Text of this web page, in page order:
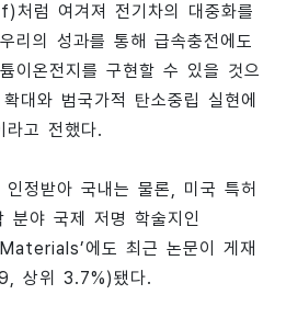
럼 여겨져 전기차의 대중화를
리의 성과를 통해 급속충전에도
이온전지를 구현할 수 있을 것으
대와 범국가적 탄소중립 실현에
고 전했다.
정받아 국내는 물론, 미국 특허
분야 국제 저명 학술지인
에도 최근 논문이 게재
상위 3.7%)됐다.